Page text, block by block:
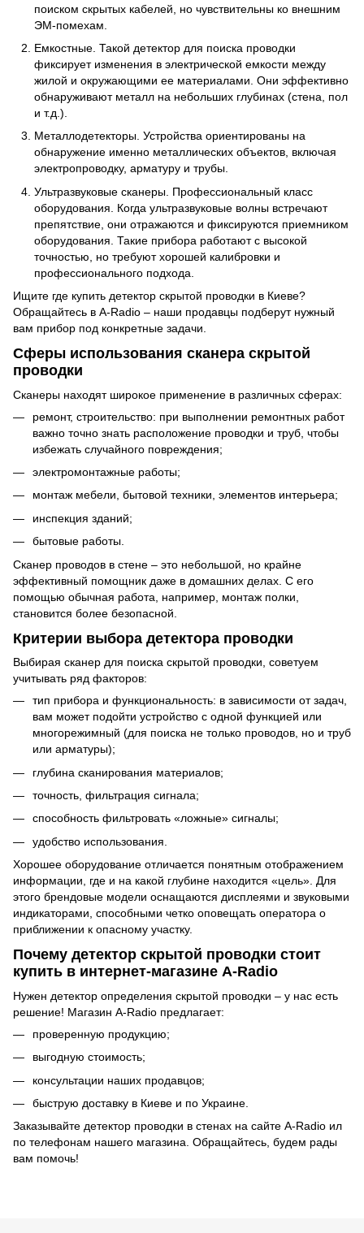
поиском скрытых кабелей, но чувствительны ко внешним
ЭМ-помехам.
Емкостные. Такой детектор для поиска проводки
фиксирует изменения в электрической емкости между
жилой и окружающими ее материалами. Они эффективно
обнаруживают металл на небольших глубинах (стена, пол
и т.д.).
Металлодетекторы. Устройства ориентированы на
обнаружение именно металлических объектов, включая
электропроводку, арматуру и трубы.
Ультразвуковые сканеры. Профессиональный класс
оборудования. Когда ультразвуковые волны встречают
препятствие, они отражаются и фиксируются приемником
оборудования. Такие прибора работают с высокой
точностью, но требуют хорошей калибровки и
профессионального подхода.
Ищите где купить детектор скрытой проводки в Киеве?
Обращайтесь в A-Radio – наши продавцы подберут нужный
вам прибор под конкретные задачи.
Сферы использования сканера скрытой
проводки
Сканеры находят широкое применение в различных сферах:
ремонт, строительство: при выполнении ремонтных работ
важно точно знать расположение проводки и труб, чтобы
избежать случайного повреждения;
электромонтажные работы;
монтаж мебели, бытовой техники, элементов интерьера;
инспекция зданий;
бытовые работы.
Сканер проводов в стене – это небольшой, но крайне
эффективный помощник даже в домашних делах. С его
помощью обычная работа, например, монтаж полки,
становится более безопасной.
Критерии выбора детектора проводки
Выбирая сканер для поиска скрытой проводки, советуем
учитывать ряд факторов:
тип прибора и функциональность: в зависимости от задач,
вам может подойти устройство с одной функцией или
многорежимный (для поиска не только проводов, но и труб
или арматуры);
глубина сканирования материалов;
точность, фильтрация сигнала;
способность фильтровать «ложные» сигналы;
удобство использования.
Хорошее оборудование отличается понятным отображением
информации, где и на какой глубине находится «цель». Для
этого брендовые модели оснащаются дисплеями и звуковыми
индикаторами, способными четко оповещать оператора о
приближении к опасному участку.
Почему детектор скрытой проводки стоит
купить в интернет-магазине A-Radio
Нужен детектор определения скрытой проводки – у нас есть
решение! Магазин A-Radio предлагает:
проверенную продукцию;
выгодную стоимость;
консультации наших продавцов;
быструю доставку в Киеве и по Украине.
Заказывайте детектор проводки в стенах на сайте A-Radio ил
по телефонам нашего магазина. Обращайтесь, будем рады
вам помочь!